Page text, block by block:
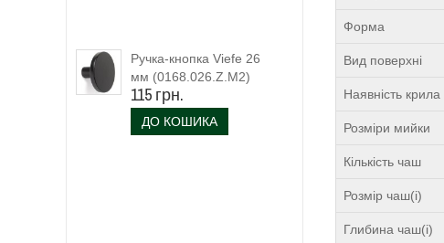
Ручка-кнопка Viefe 26
мм (0168.026.Z.M2)
чорний матовий
115 грн.
ДО КОШИКА
Форма
Вид поверхні
Наявність крила
Розміри мийки
Кількість чаш
Розмір чаш(і)
Глибина чаш(і)